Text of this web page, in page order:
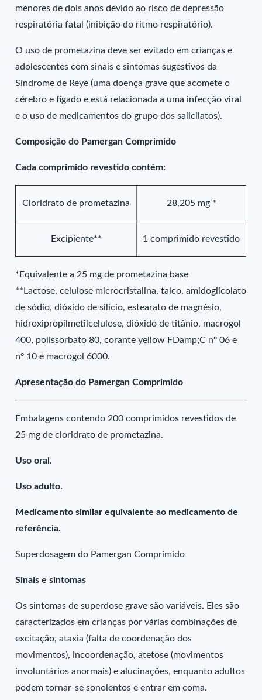
menores de dois anos devido ao risco de depressão
respiratória fatal (inibição do ritmo respiratório).
O uso de prometazina deve ser evitado em crianças e
adolescentes com sinais e sintomas sugestivos da
Síndrome de Reye (uma doença grave que acomete o
cérebro e fígado e está relacionada a uma infecção viral
e o uso de medicamentos do grupo dos salicilatos).
Composição do Pamergan Comprimido
Cada comprimido revestido contém:
Cloridrato de prometazina 28,205 mg *
Excipiente** 1 comprimido revestido
*Equivalente a 25 mg de prometazina base
**Lactose, celulose microcristalina, talco, amidoglicolato
de sódio, dióxido de silício, estearato de magnésio,
hidroxipropilmetilcelulose, dióxido de titânio, macrogol
400, polissorbato 80, corante yellow FDamp;C nº 06 e
nº 10 e macrogol 6000.
Apresentação do Pamergan Comprimido
Embalagens contendo 200 comprimidos revestidos de
25 mg de cloridrato de prometazina.
Uso oral.
Uso adulto.
Medicamento similar equivalente ao medicamento de
referência.
Superdosagem do Pamergan Comprimido
Sinais e sintomas
Os sintomas de superdose grave são variáveis. Eles são
caracterizados em crianças por várias combinações de
excitação, ataxia (falta de coordenação dos
movimentos), incoordenação, atetose (movimentos
involuntários anormais) e alucinações, enquanto adultos
podem tornar-se sonolentos e entrar em coma.